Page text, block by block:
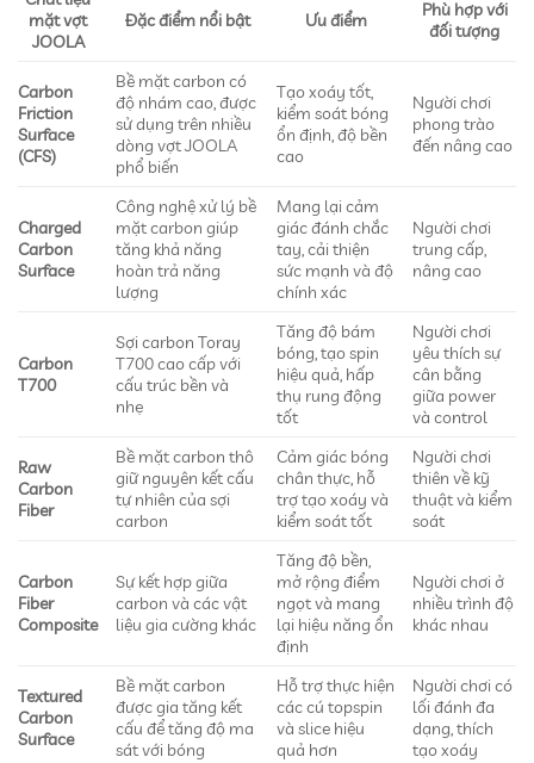
mặt vợt
JOOLA
Đặc điểm nổi bật Ưu điểm
Phù hợp với
đối tượng
Carbon
Friction
Surface
(CFS)
Bề mặt carbon có
độ nhám cao, được
sử dụng trên nhiều
dòng vợt JOOLA
phổ biến
Tạo xoáy tốt,
kiểm soát bóng
ổn định, độ bền
cao
Người chơi
phong trào
đến nâng cao
Charged
Carbon
Surface
Công nghệ xử lý bề
mặt carbon giúp
tăng khả năng
hoàn trả năng
lượng
Mang lại cảm
giác đánh chắc
tay, cải thiện
sức mạnh và độ
chính xác
Người chơi
trung cấp,
nâng cao
Carbon
T700
Sợi carbon Toray
T700 cao cấp với
cấu trúc bền và
nhẹ
Tăng độ bám
bóng, tạo spin
hiệu quả, hấp
thụ rung động
tốt
Người chơi
yêu thích sự
cân bằng
giữa power
và control
Raw
Carbon
Fiber
Bề mặt carbon thô
giữ nguyên kết cấu
tự nhiên của sợi
carbon
Cảm giác bóng
chân thực, hỗ
trợ tạo xoáy và
kiểm soát tốt
Người chơi
thiên về kỹ
thuật và kiểm
soát
Carbon
Fiber
Composite
Sự kết hợp giữa
carbon và các vật
liệu gia cường khác
Tăng độ bền,
mở rộng điểm
ngọt và mang
lại hiệu năng ổn
định
Người chơi ở
nhiều trình độ
khác nhau
Textured
Carbon
Surface
Bề mặt carbon
được gia tăng kết
cấu để tăng độ ma
sát với bóng
Hỗ trợ thực hiện
các cú topspin
và slice hiệu
quả hơn
Người chơi có
lối đánh đa
dạng, thích
tạo xoáy